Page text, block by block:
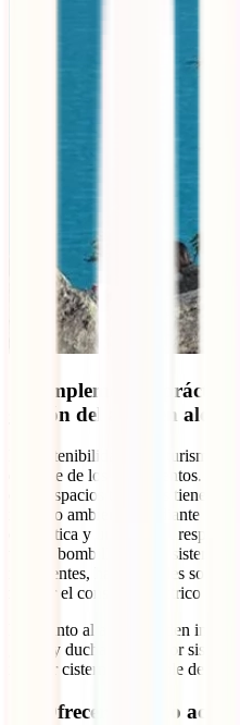
12. Implementar
gestión del agua en
La sostenibilidad en el turismo
de parte de los alojamientos. Si
otros espacios turísticos tienes
impacto ambiental mediante la
energética y una gestión
uso de bombillas LED, sistemas
inteligentes, hasta paneles
reducir el consumo eléctrico o
En cuanto al agua, pueden
grifos y duchas, optar por
instalar cisternas de doble
13. Ofrecer turismo